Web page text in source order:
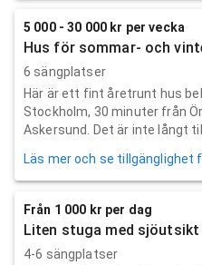
5 000 - 30 000 kr per vecka
Hus för sommar- och
6 sängplatser
Här är ett fint åretrunt hus
Stockholm, 30 minuter från
Askersund. Det är inte långt till
Läs mer och se tillgänglighet
Från 1 000 kr per dag
Liten stuga med sjöutsikt
4-6 sängplatser